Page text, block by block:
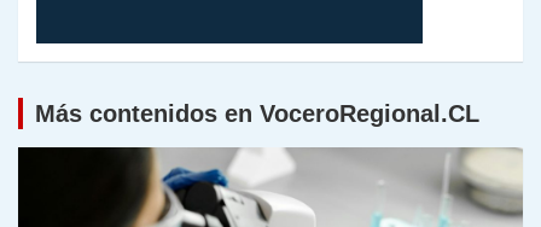
Más contenidos en VoceroRegional.CL